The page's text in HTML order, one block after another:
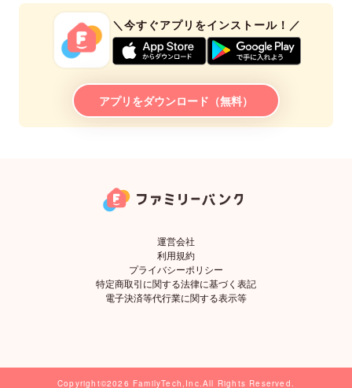
＼今すぐアプリをインストール！／
アプリをダウンロード（無料）
運営会社
利用規約
プライバシーポリシー
特定商取引に関する法律に基づく表記
電子決済等代行業に関する表示等
Copyright©2026 FamilyTech,Inc.All Rights Reserved.